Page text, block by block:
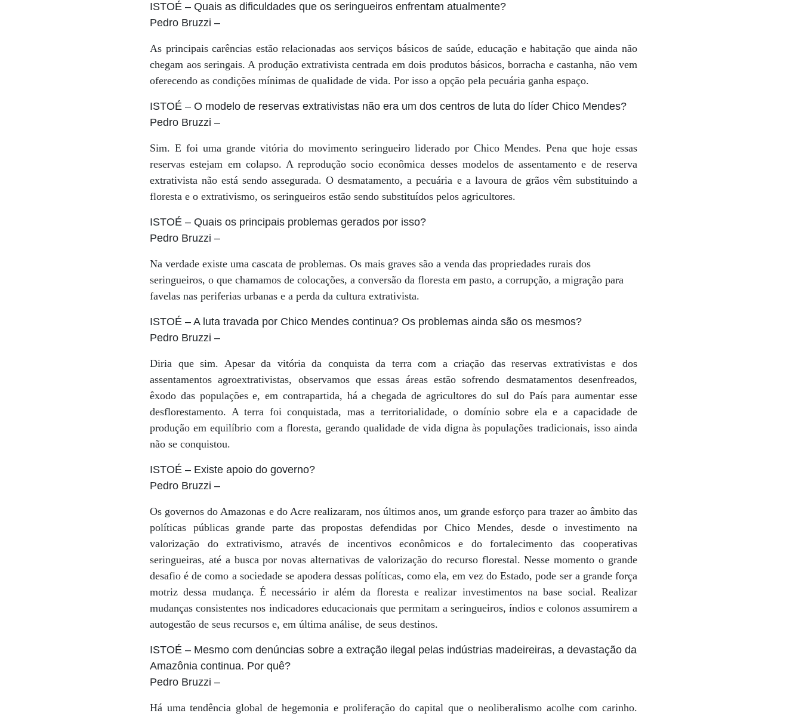
ISTOÉ – Quais as dificuldades que os seringueiros enfrentam atualmente?
Pedro Bruzzi –
As principais carências estão relacionadas aos serviços básicos de saúde, educação e habitação que ainda não
chegam aos seringais. A produção extrativista centrada em dois produtos básicos, borracha e castanha, não vem
oferecendo as condições mínimas de qualidade de vida. Por isso a opção pela pecuária ganha espaço.
ISTOÉ – O modelo de reservas extrativistas não era um dos centros de luta do líder Chico Mendes?
Pedro Bruzzi –
Sim. E foi uma grande vitória do movimento seringueiro liderado por Chico Mendes. Pena que hoje essas
reservas estejam em colapso. A reprodução socio econômica desses modelos de assentamento e de reserva
extrativista não está sendo assegurada. O desmatamento, a pecuária e a lavoura de grãos vêm substituindo a
floresta e o extrativismo, os seringueiros estão sendo substituídos pelos agricultores.
ISTOÉ – Quais os principais problemas gerados por isso?
Pedro Bruzzi –
Na verdade existe uma cascata de problemas. Os mais graves são a venda das propriedades rurais dos
seringueiros, o que chamamos de colocações, a conversão da floresta em pasto, a corrupção, a migração para
favelas nas periferias urbanas e a perda da cultura extrativista.
ISTOÉ – A luta travada por Chico Mendes continua? Os problemas ainda são os mesmos?
Pedro Bruzzi –
Diria que sim. Apesar da vitória da conquista da terra com a criação das reservas extrativistas e dos
assentamentos agroextrativistas, observamos que essas áreas estão sofrendo desmatamentos desenfreados,
êxodo das populações e, em contrapartida, há a chegada de agricultores do sul do País para aumentar esse
desflorestamento. A terra foi conquistada, mas a territorialidade, o domínio sobre ela e a capacidade de
produção em equilíbrio com a floresta, gerando qualidade de vida digna às populações tradicionais, isso ainda
não se conquistou.
ISTOÉ – Existe apoio do governo?
Pedro Bruzzi –
Os governos do Amazonas e do Acre realizaram, nos últimos anos, um grande esforço para trazer ao âmbito das
políticas públicas grande parte das propostas defendidas por Chico Mendes, desde o investimento na
valorização do extrativismo, através de incentivos econômicos e do fortalecimento das cooperativas
seringueiras, até a busca por novas alternativas de valorização do recurso florestal. Nesse momento o grande
desafio é de como a sociedade se apodera dessas políticas, como ela, em vez do Estado, pode ser a grande força
motriz dessa mudança. É necessário ir além da floresta e realizar investimentos na base social. Realizar
mudanças consistentes nos indicadores educacionais que permitam a seringueiros, índios e colonos assumirem a
autogestão de seus recursos e, em última análise, de seus destinos.
ISTOÉ – Mesmo com denúncias sobre a extração ilegal pelas indústrias madeireiras, a devastação da
Amazônia continua. Por quê?
Pedro Bruzzi –
Há uma tendência global de hegemonia e proliferação do capital que o neoliberalismo acolhe com carinho.